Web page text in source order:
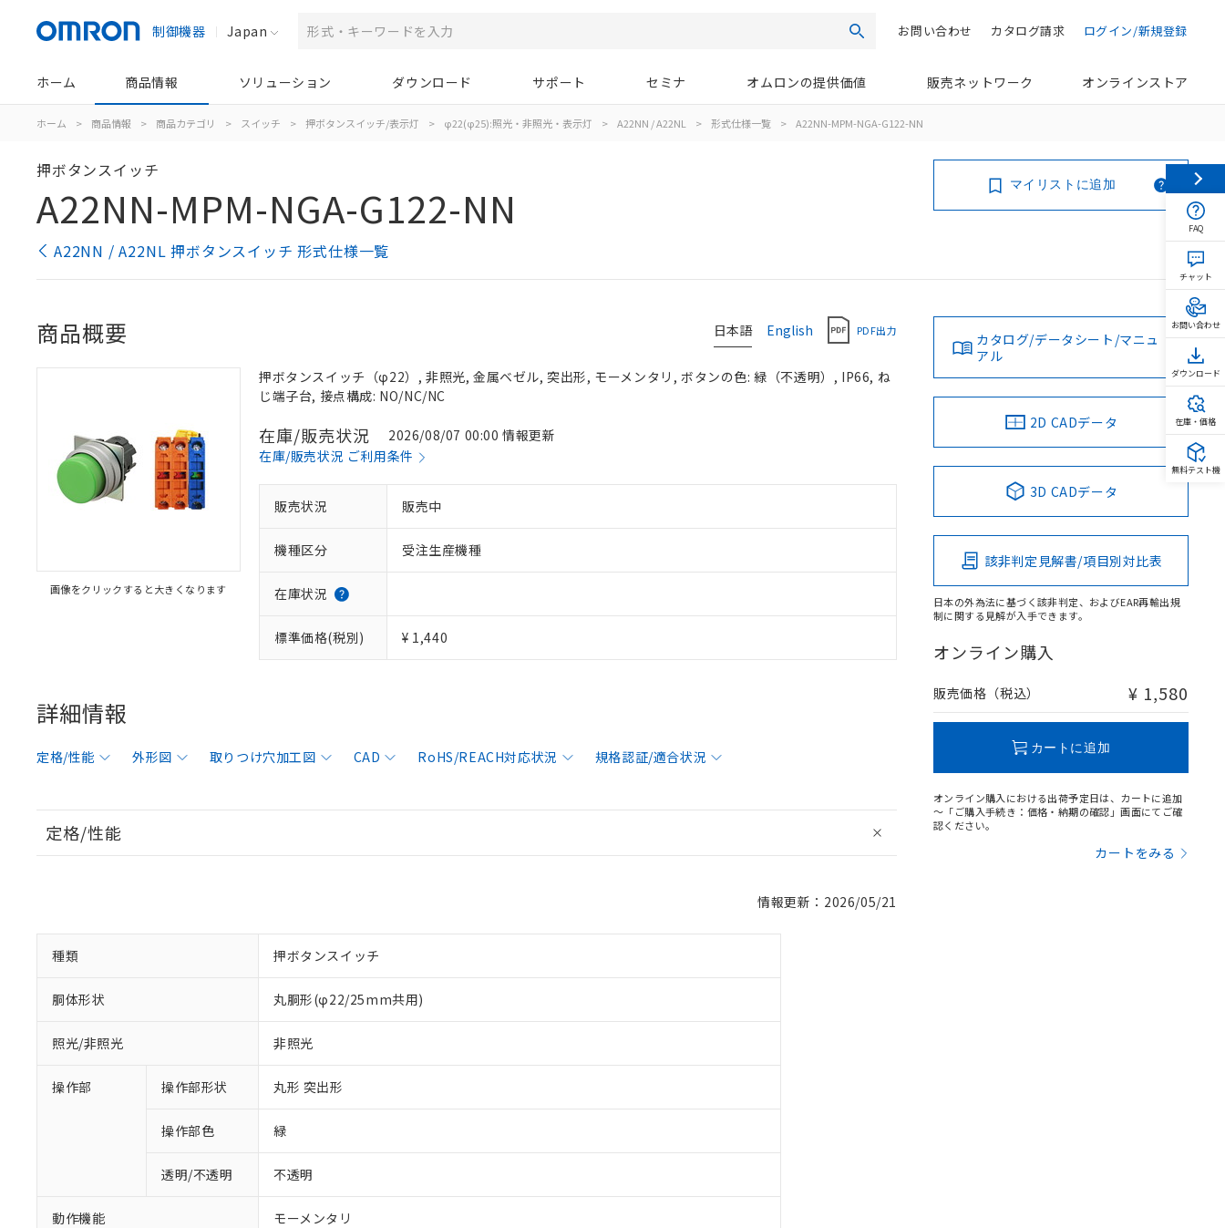
制御機器 Japan 検索 ログイン/新規登録
カタログ請求
お問い合わせ
ホーム 商品情報 ソリューション ダウンロード サポート セミナ オムロンの提供価値 販売ネットワーク オンラインストア
ホーム > 商品情報 > 商品カテゴリ > スイッチ > 押ボタンスイッチ/表示灯 > φ22(φ25):照光・非照光・表示灯 > A22NN / A22NL > 形式仕様一覧 > A22NN-MPM-NGA-G122-NN
押ボタンスイッチ
A22NN-MPM-NGA-G122-NN
A22NN / A22NL 押ボタンスイッチ 形式仕様一覧
マイリストに追加
日本語 English PDF出力
商品概要
画像をクリックすると大きくなります
押ボタンスイッチ（φ22）, 非照光, 金属ベゼル, 突出形, モーメンタリ, ボタンの色: 緑（不透明）, IP66, ね
じ端子台, 接点構成: NO/NC/NC
在庫/販売状況
2026/08/07 00:00 情報更新
在庫/販売状況 ご利用条件
販売状況 販売中
機種区分 受注生産機種
在庫状況
標準価格(税別) ¥ 1,440
詳細情報
定格/性能 外形図 取りつけ穴加工図 CAD RoHS/REACH対応状況 規格認証/適合状況
定格/性能
情報更新：2026/05/21
種類 押ボタンスイッチ
胴体形状 丸胴形(φ22/25mm共用)
照光/非照光 非照光
操作部 操作部形状 丸形 突出形
操作部色 緑
透明/不透明 不透明
動作機能 モーメンタリ
カタログ/データシート/マニュ
アル
2D CADデータ
3D CADデータ
該非判定見解書/項目別対比表
日本の外為法に基づく該非判定、およびEAR再輸出規
制に関する見解が入手できます。
オンライン購入
販売価格（税込） ¥ 1,580
カートに追加
オンライン購入における出荷予定日は、カートに追加
～「ご購入手続き：価格・納期の確認」画面にてご確
認ください。
カートをみる
FAQ
チャット
お問い合わせ
ダウンロード
在庫・価格
無料テスト機